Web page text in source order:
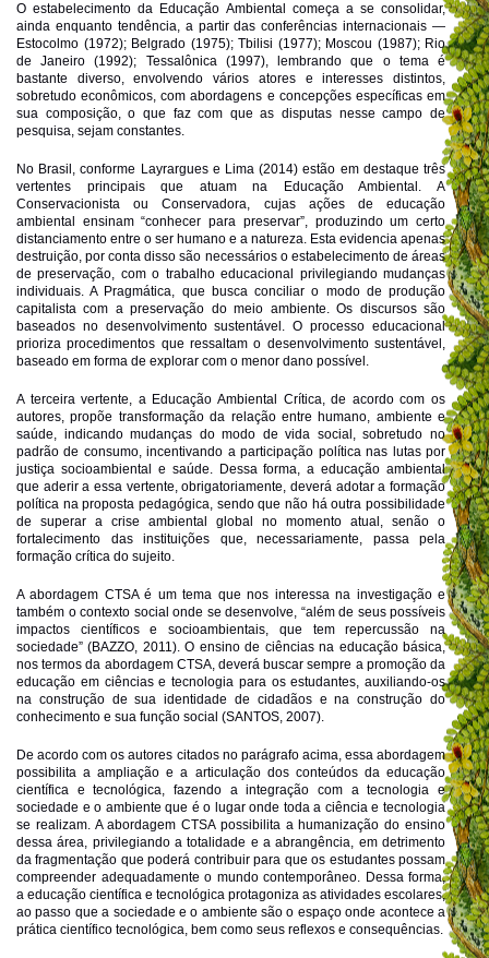
O estabelecimento da Educação Ambiental começa a se consolidar,
ainda enquanto tendência, a partir das conferências internacionais —
Estocolmo (1972); Belgrado (1975); Tbilisi (1977); Moscou (1987); Rio
de Janeiro (1992); Tessalônica (1997), lembrando que o tema é
bastante diverso, envolvendo vários atores e interesses distintos,
sobretudo econômicos, com abordagens e concepções específicas em
sua composição, o que faz com que as disputas nesse campo de
pesquisa, sejam constantes.
No Brasil, conforme Layrargues e Lima (2014) estão em destaque três
vertentes principais que atuam na Educação Ambiental. A
Conservacionista ou Conservadora, cujas ações de educação
ambiental ensinam “conhecer para preservar”, produzindo um certo
distanciamento entre o ser humano e a natureza. Esta evidencia apenas
destruição, por conta disso são necessários o estabelecimento de áreas
de preservação, com o trabalho educacional privilegiando mudanças
individuais. A Pragmática, que busca conciliar o modo de produção
capitalista com a preservação do meio ambiente. Os discursos são
baseados no desenvolvimento sustentável. O processo educacional
prioriza procedimentos que ressaltam o desenvolvimento sustentável,
baseado em forma de explorar com o menor dano possível.
A terceira vertente, a Educação Ambiental Crítica, de acordo com os
autores, propõe transformação da relação entre humano, ambiente e
saúde, indicando mudanças do modo de vida social, sobretudo no
padrão de consumo, incentivando a participação política nas lutas por
justiça socioambiental e saúde. Dessa forma, a educação ambiental
que aderir a essa vertente, obrigatoriamente, deverá adotar a formação
política na proposta pedagógica, sendo que não há outra possibilidade
de superar a crise ambiental global no momento atual, senão o
fortalecimento das instituições que, necessariamente, passa pela
formação crítica do sujeito.
A abordagem CTSA é um tema que nos interessa na investigação e
também o contexto social onde se desenvolve, “além de seus possíveis
impactos científicos e socioambientais, que tem repercussão na
sociedade” (BAZZO, 2011). O ensino de ciências na educação básica,
nos termos da abordagem CTSA, deverá buscar sempre a promoção da
educação em ciências e tecnologia para os estudantes, auxiliando-os
na construção de sua identidade de cidadãos e na construção do
conhecimento e sua função social (SANTOS, 2007).
De acordo com os autores citados no parágrafo acima, essa abordagem
possibilita a ampliação e a articulação dos conteúdos da educação
científica e tecnológica, fazendo a integração com a tecnologia e
sociedade e o ambiente que é o lugar onde toda a ciência e tecnologia
se realizam. A abordagem CTSA possibilita a humanização do ensino
dessa área, privilegiando a totalidade e a abrangência, em detrimento
da fragmentação que poderá contribuir para que os estudantes possam
compreender adequadamente o mundo contemporâneo. Dessa forma,
a educação científica e tecnológica protagoniza as atividades escolares,
ao passo que a sociedade e o ambiente são o espaço onde acontece a
prática científico tecnológica, bem como seus reflexos e consequências.